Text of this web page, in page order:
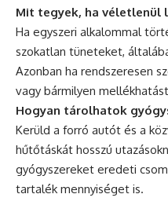
Mit tegyek, ha véletlenül
Ha egyszeri alkalommal
szokatlan tüneteket,
Azonban ha rendszeresen
vagy bármilyen
Hogyan tárolhatok
Kerüld a forró autót és a
hűtőtáskát hosszú
gyógyszereket eredeti
tartalék mennyiséget is.